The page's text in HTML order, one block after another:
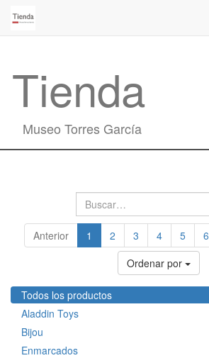
Tienda
Museo Torres García
Anterior 1 2 3 4 5 6
Ordenar por
Todos los productos
Aladdin Toys
Bijou
Enmarcados